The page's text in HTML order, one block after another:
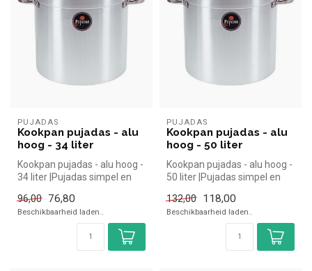
PUJADAS
Kookpan pujadas - alu
hoog - 34 liter
Kookpan pujadas - alu hoog -
34 liter |Pujadas simpel en
96,00
76,80
Beschikbaarheid laden..
PUJADAS
Kookpan pujadas - alu
hoog - 50 liter
Kookpan pujadas - alu hoog -
50 liter |Pujadas simpel en
132,00
118,00
Beschikbaarheid laden..